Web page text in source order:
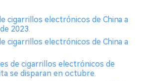
cigarrillos electrónicos de China a
2023.
cigarrillos electrónicos de China a
de cigarrillos electrónicos de
se disparan en octubre.